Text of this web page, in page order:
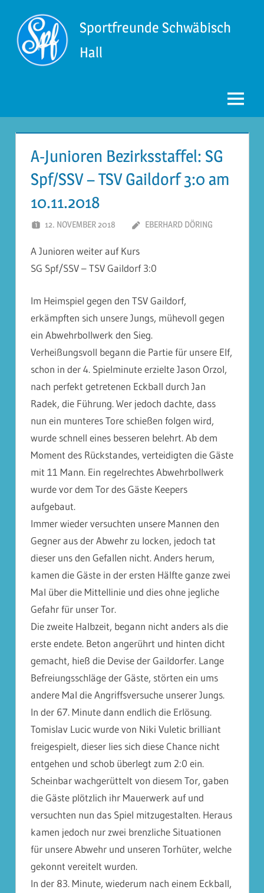
Inhalt
springen
Sportfreunde Schwäbisch
Hall
Menü
A-Junioren Bezirksstaffel: SG
Spf/SSV – TSV Gaildorf 3:0 am
10.11.2018
12. NOVEMBER 2018 EBERHARD DÖRING
A Junioren weiter auf Kurs
SG Spf/SSV – TSV Gaildorf 3:0
Im Heimspiel gegen den TSV Gaildorf,
erkämpften sich unsere Jungs, mühevoll gegen
ein Abwehrbollwerk den Sieg.
Verheißungsvoll begann die Partie für unsere Elf,
schon in der 4. Spielminute erzielte Jason Orzol,
nach perfekt getretenen Eckball durch Jan
Radek, die Führung. Wer jedoch dachte, dass
nun ein munteres Tore schießen folgen wird,
wurde schnell eines besseren belehrt. Ab dem
Moment des Rückstandes, verteidigten die Gäste
mit 11 Mann. Ein regelrechtes Abwehrbollwerk
wurde vor dem Tor des Gäste Keepers
aufgebaut.
Immer wieder versuchten unsere Mannen den
Gegner aus der Abwehr zu locken, jedoch tat
dieser uns den Gefallen nicht. Anders herum,
kamen die Gäste in der ersten Hälfte ganze zwei
Mal über die Mittellinie und dies ohne jegliche
Gefahr für unser Tor.
Die zweite Halbzeit, begann nicht anders als die
erste endete. Beton angerührt und hinten dicht
gemacht, hieß die Devise der Gaildorfer. Lange
Befreiungsschläge der Gäste, störten ein ums
andere Mal die Angriffsversuche unserer Jungs.
In der 67. Minute dann endlich die Erlösung.
Tomislav Lucic wurde von Niki Vuletic brilliant
freigespielt, dieser lies sich diese Chance nicht
entgehen und schob überlegt zum 2:0 ein.
Scheinbar wachgerüttelt von diesem Tor, gaben
die Gäste plötzlich ihr Mauerwerk auf und
versuchten nun das Spiel mitzugestalten. Heraus
kamen jedoch nur zwei brenzliche Situationen
für unsere Abwehr und unseren Torhüter, welche
gekonnt vereitelt wurden.
In der 83. Minute, wiederum nach einem Eckball,